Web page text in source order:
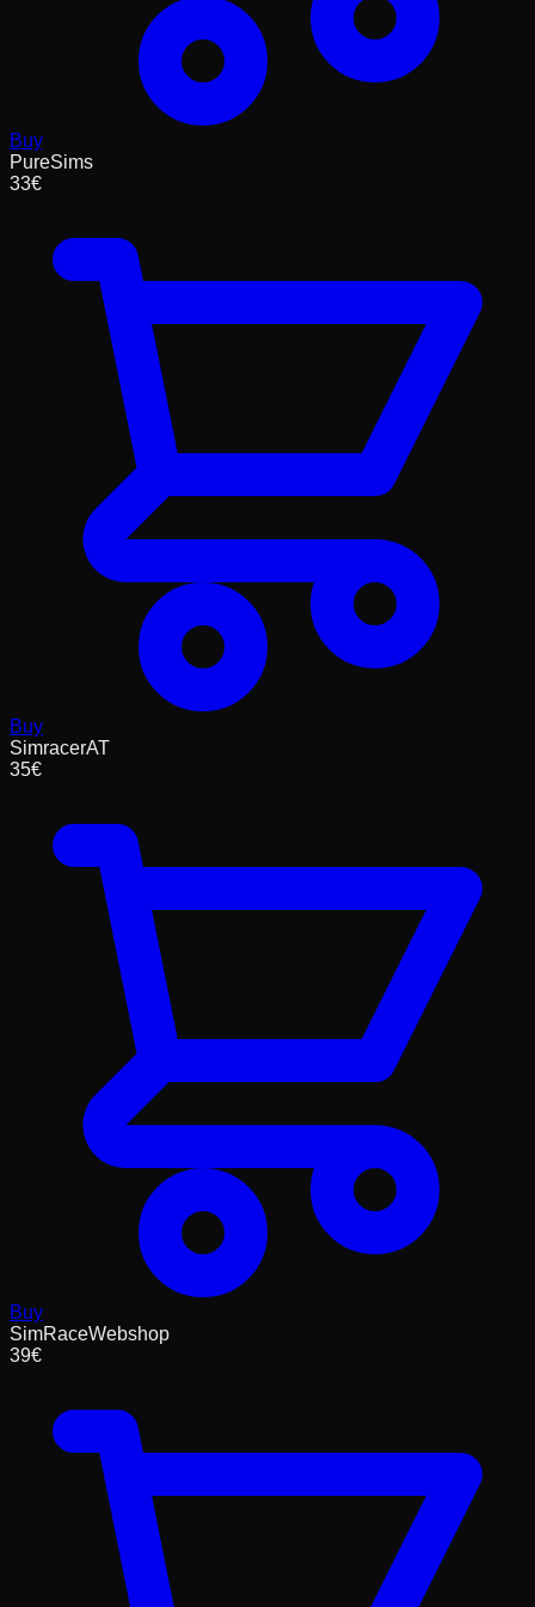
Buy
PureSims
33€
Buy
SimracerAT
35€
Buy
SimRaceWebshop
39€